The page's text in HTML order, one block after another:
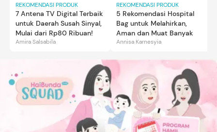
REKOMENDASI PRODUK
7 Antena TV Digital Terbaik
untuk Daerah Susah Sinyal,
Mulai dari Rp80 Ribuan!
Amira Salsabila
REKOMENDASI PRODUK
5 Rekomendasi Hospital
Bag untuk Melahirkan,
Aman dan Muat Banyak
Annisa Karnesyia